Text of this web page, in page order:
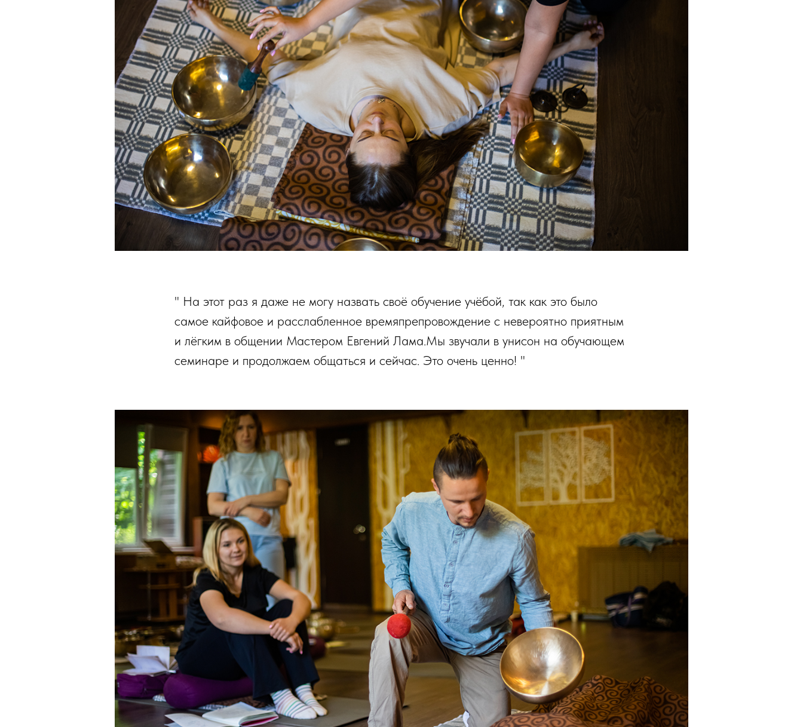
" На этот раз я даже не могу назвать своё обучение учёбой, так как это было
самое кайфовое и расслабленное времяпрепровождение с невероятно приятным
и лёгким в общении Мастером Евгений Лама.Мы звучали в унисон на обучающем
семинаре и продолжаем общаться и сейчас. Это очень ценно! "